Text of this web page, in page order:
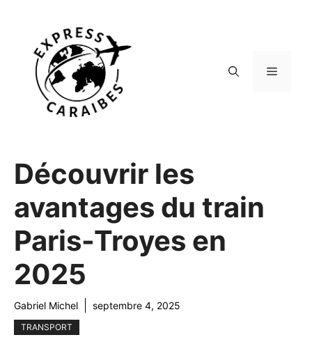
contenu
Menu
Découvrir les
avantages du train
Paris-Troyes en
2025
Gabriel Michel septembre 4, 2025
TRANSPORT